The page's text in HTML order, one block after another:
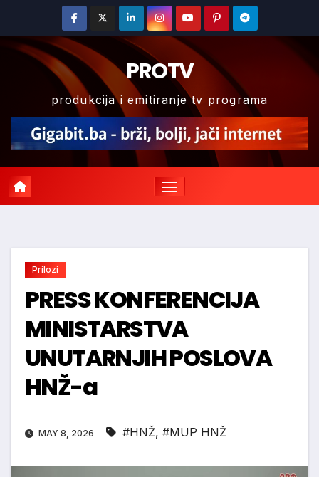
content
PROTV
produkcija i emitiranje tv programa
Prilozi
PRESS KONFERENCIJA
MINISTARSTVA
UNUTARNJIH POSLOVA
HNŽ-a
MAY 8, 2026 #HNŽ, #MUP HNŽ